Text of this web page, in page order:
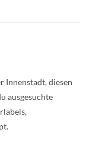
Innenstadt, diesen
ausgesuchte